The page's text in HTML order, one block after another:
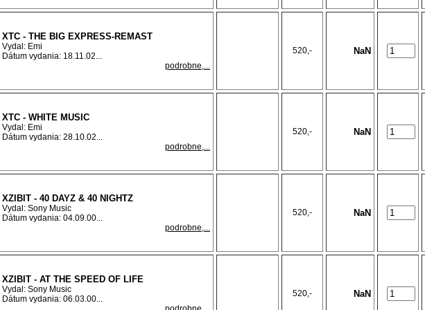
XTC - THE BIG EXPRESS-REMAST
Vydal: Emi
Dátum vydania: 18.11.02...
podrobne,...
520,- NaN
XTC - WHITE MUSIC
Vydal: Emi
Dátum vydania: 28.10.02...
podrobne,...
520,- NaN
XZIBIT - 40 DAYZ & 40 NIGHTZ
Vydal: Sony Music
Dátum vydania: 04.09.00...
podrobne,...
520,- NaN
XZIBIT - AT THE SPEED OF LIFE
Vydal: Sony Music
Dátum vydania: 06.03.00...
520,- NaN